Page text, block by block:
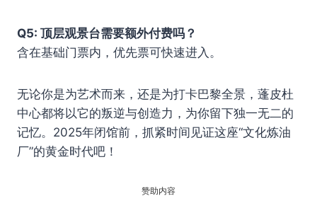
Q5: 顶层观景台需要额外付费吗？
含在基础门票内，优先票可快速进入。
无论你是为艺术而来，还是为打卡巴黎全景，蓬皮杜
中心都将以它的叛逆与创造力，为你留下独一无二的
记忆。2025年闭馆前，抓紧时间见证这座“文化炼油
厂”的黄金时代吧！
赞助内容